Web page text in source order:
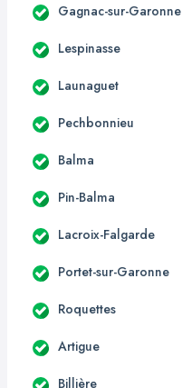
Gagnac-sur-Garonne
Lespinasse
Launaguet
Pechbonnieu
Balma
Pin-Balma
Lacroix-Falgarde
Portet-sur-Garonne
Roquettes
Artigue
Billière